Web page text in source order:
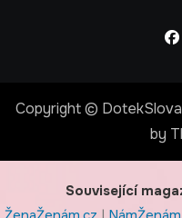
Copyright ©
by
Související